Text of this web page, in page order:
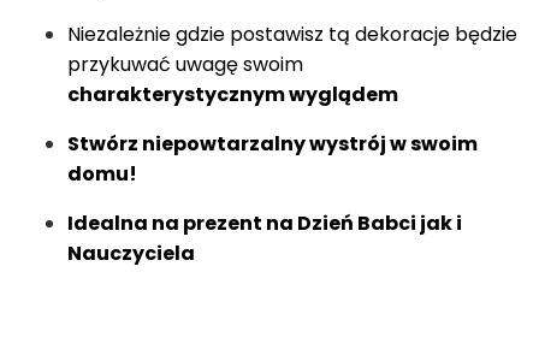
Niezależnie gdzie postawisz tą dekoracje będzie
przykuwać uwagę swoim
charakterystycznym wyglądem
Stwórz niepowtarzalny wystrój w swoim
domu!
Idealna na prezent na Dzień Babci jak i
Nauczyciela